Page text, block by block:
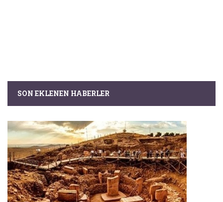
SON EKLENEN HABERLER